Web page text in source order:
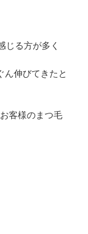
じる方が多く
ん伸びてきたと
客様のまつ毛